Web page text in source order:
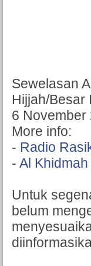
Sewelasan
Hijjah/Besar
6 November
More info:
- Radio
- Al
Untuk
belum